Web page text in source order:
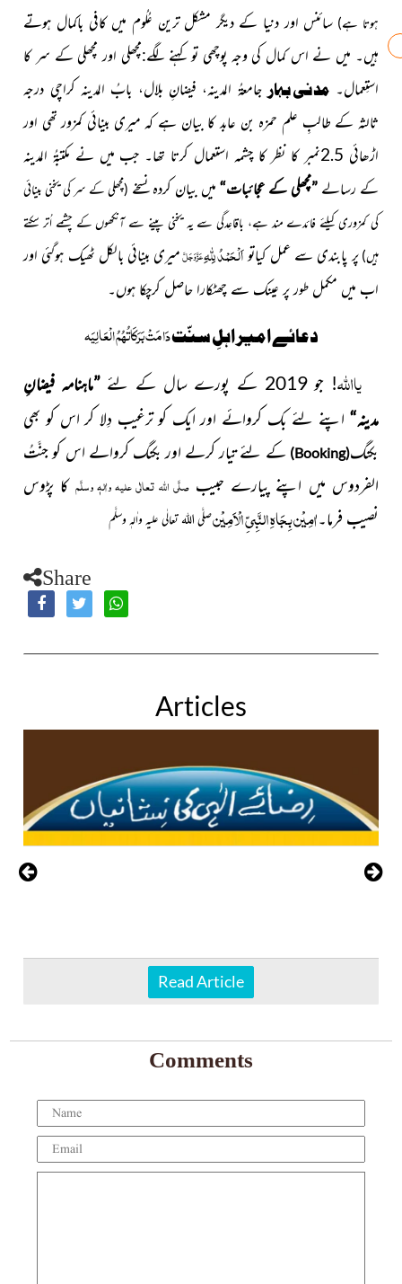
ہوتا ہے) سائنس اور دنیا کے دیگر مشکل ترین عُلُوم میں کافی باکمال ہوتے
ہیں۔ میں نے اس کمال کی وجہ پوچھی تو کہنے لگے:مچھلی اور مچھلی کے سر کا
استِعمال۔ مدنی بہار جامعۃُ المدینہ، فیضانِ بلال، بابُ المدینہ کراچی درجہ
ثالثہ کے طالبِ علم حمزہ بن عابد کا بیان ہے کہ میری بینائی کمزور تھی اور
اڑھائی 2.5نمبر کا نظر کا چشمہ استعمال کرتا تھا۔ جب میں نے مکتبۃُ المدینہ
کے رسالے”مچھلی کے عجائبات“ میں بیان کردہ نسخے (مچھلی کے سر کییخنی بینائی
کی کمزوری کیلئے فائدے مند ہے، باقاعِدگی سے یہ یخنی پینے سے آنکھوں کے چشمے اُتر سکتے
ہیں)پر پابندی سے عمل کیاتواَلْحَمْدُلِلّٰہِعَزَّوَجَلَّمیری بینائی بالکل ٹھیک ہوگئی اور
اب میں مکمل طور پر عینک سے چھٹکارا حاصل کرچکا ہوں۔
دعائے امیر اہلِ سنّتدَامَتْ بَرَکَاتُہُمُ الْعَالِیَہ
یااللہ! جو 2019 کے پورے سال کے لئے
”ماہنامہ فىضانِ
مدىنہ“ اپنے لئے بک کروائے اور اىک کو ترغىب دِلا کر اس کو بھى
بکنگ(
Booking
) کے لئے تىار کرلے اور بکنگ کروالے اس کو جنَّتُ
الفردوس مىں اپنے پىارے حبىبصلَّی اللہ تعالٰی علیہ واٰلہٖ وسلَّم کا پڑوس
نصىب فرما۔اٰمِیْن بِجَاہِ النَّبِیِّ الْاَمِیْنصلَّی اللہ تعالٰی علیہ واٰلہٖ وسلَّم
Share
Articles
Read Article
Comments